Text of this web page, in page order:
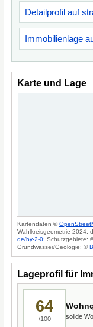
Detailprofil auf
Immobilienlage
Karte und Lage
Kartendaten ©
Wahlkreisgeometrie 2024,
de/by-2-0; Schutzgebiete:
Grundwasser/Geologie: ©
Lageprofil für
64
/100 solide